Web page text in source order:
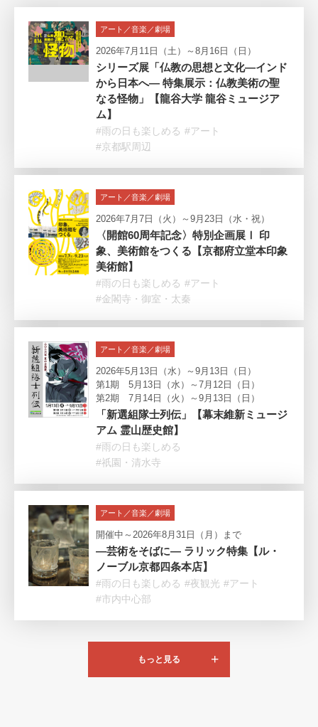
アート／音楽／劇場
2026年7月11日（土）～8月16日（日）
シリーズ展「仏教の思想と文化―インド
から日本へ― 特集展示：仏教美術の聖
なる怪物」【龍谷大学 龍谷ミュージア
ム】
#雨の日も楽しめる #アート
#京都駅周辺
アート／音楽／劇場
2026年7月7日（火）～9月23日（水・祝）
〈開館60周年記念〉特別企画展Ⅰ 印
象、美術館をつくる【京都府立堂本印象
美術館】
#雨の日も楽しめる #アート
#金閣寺・御室・太秦
アート／音楽／劇場
2026年5月13日（水）～9月13日（日）
第1期 5月13日（水）～7月12日（日）
第2期 7月14日（火）～9月13日（日）
「新選組隊士列伝」【幕末維新ミュージ
アム 霊山歴史館】
#雨の日も楽しめる
#祇園・清水寺
アート／音楽／劇場
開催中～2026年8月31日（月）まで
―芸術をそばに― ラリック特集【ル・
ノーブル京都四条本店】
#雨の日も楽しめる #夜観光 #アート
#市内中心部
もっと見る